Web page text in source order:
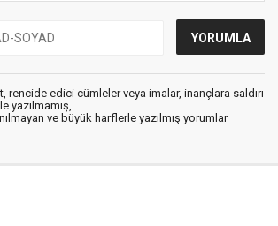
rencide edici cümleler veya imalar, inançlara saldırı
yazılmamış,
ve büyük harflerle yazılmış yorumlar